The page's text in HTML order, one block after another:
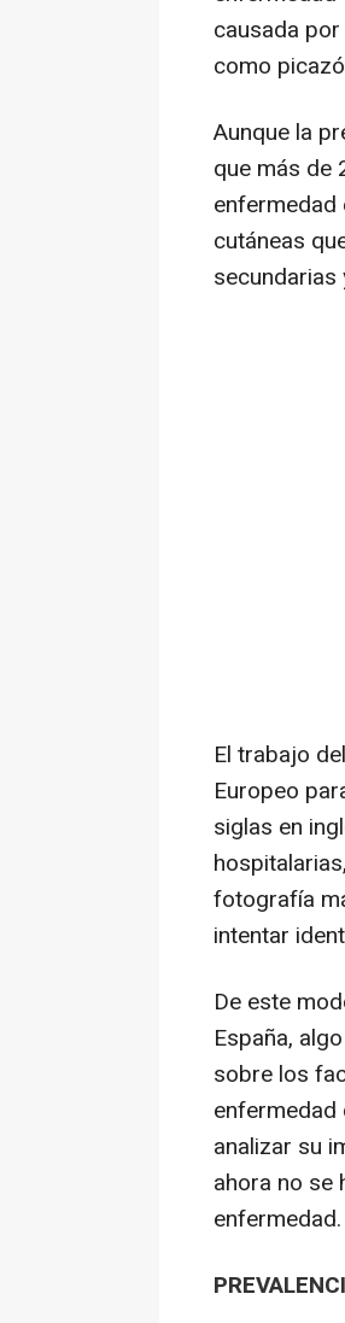
causada
como
Aunque la
que más de
enfermedad
cutáneas
El trabajo
Europeo
siglas en
fotografía
intentar
De este
España,
sobre los
enfermedad
analizar su
ahora no se
enfermedad.